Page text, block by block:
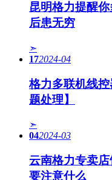
昆明格力提醒
后患无穷
➣
172024-04
格力多联机线
题处理】
➣
042024-03
云南格力专卖
要注意什么